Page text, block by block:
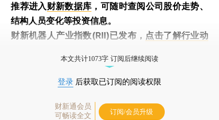
推荐进入财新数据库 ，可随时查阅公司股价走势、
结构人员变化等投资信息。
财新机器人产业指数(RII)已发布， 点击了解行业动
本文共计1073字 订阅后继续阅读
登录 后获取已订阅的阅读权限
财新通会员
可畅读全文
订阅/会员升级